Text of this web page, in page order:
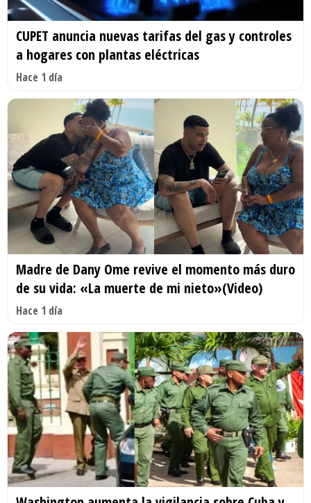
CUPET anuncia nuevas tarifas del gas y controles
a hogares con plantas eléctricas
Hace 1 día
Madre de Dany Ome revive el momento más duro
de su vida: «La muerte de mi nieto»(Video)
Hace 1 día